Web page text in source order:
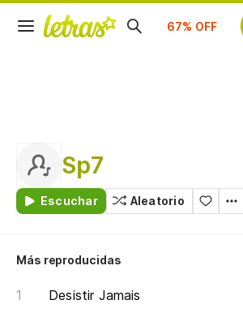
Suscríbete
Sp7
Escuchar Aleatorio
Más reproducidas
Desistir Jamais